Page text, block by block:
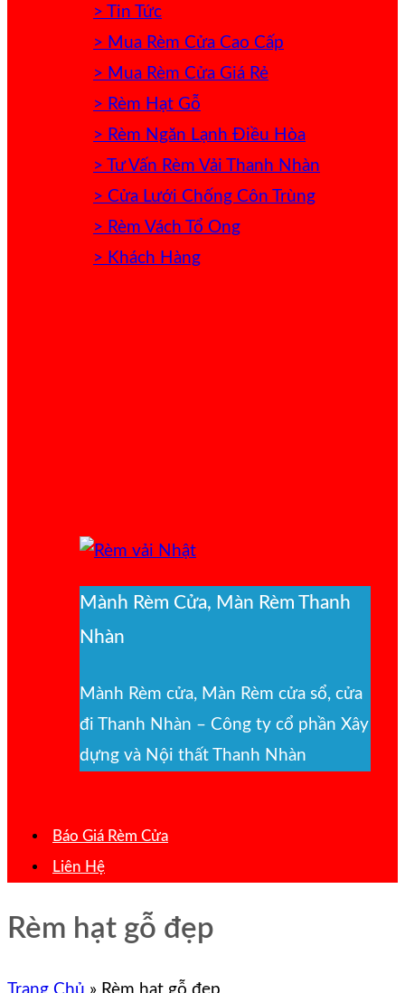
> Tin Tức
> Mua Rèm Cửa Cao Cấp
> Mua Rèm Cửa Giá Rẻ
> Rèm Hạt Gỗ
> Rèm Ngăn Lạnh Điều Hòa
> Tư Vấn Rèm Vải Thanh Nhàn
> Cửa Lưới Chống Côn Trùng
> Rèm Vách Tổ Ong
> Khách Hàng
Mành Rèm Cửa, Màn Rèm Thanh
Nhàn
Mành Rèm cửa, Màn Rèm cửa sổ, cửa
đi Thanh Nhàn – Công ty cổ phần Xây
dựng và Nội thất Thanh Nhàn
Báo Giá Rèm Cửa
Liên Hệ
Rèm hạt gỗ đẹp